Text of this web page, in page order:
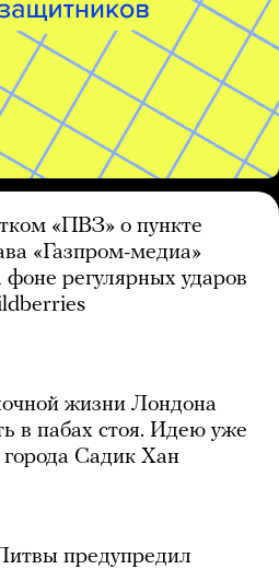
«ПВЗ» о пункте
«Газпром-медиа»
регулярных ударов
жизни Лондона
в пабах стоя. Идею уже
Садик Хан
предупредил